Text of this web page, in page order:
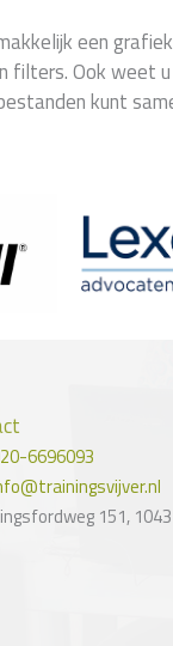
een
Ook weet u
kunt
6696093
151,